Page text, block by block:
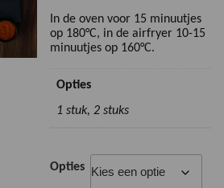
In de oven voor 15 minuutjes
op 180°C, in de airfryer 10-15
minuutjes op 160°C.
Opties
1 stuk, 2 stuks
Opties